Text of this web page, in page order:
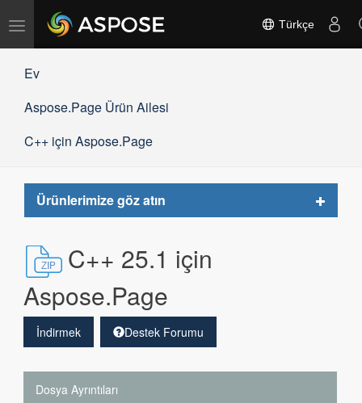
Gezinmeyi
Türkçe
Ev
Aspose.Page Ürün Ailesi
C++ için Aspose.Page
Ürünlerimize göz atın
Toggle
C++ 25.1 için
Aspose.Page
İndirmek Destek Forumu
Dosya Ayrıntıları